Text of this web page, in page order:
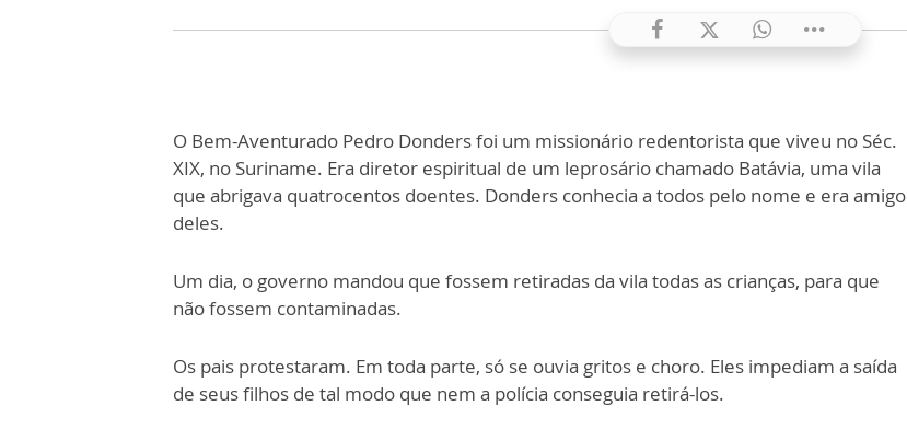
O Bem-Aventurado Pedro Donders foi um missionário redentorista que viveu no Séc.
XIX, no Suriname. Era diretor espiritual de um leprosário chamado Batávia, uma vila
que abrigava quatrocentos doentes. Donders conhecia a todos pelo nome e era amigo
deles.
Um dia, o governo mandou que fossem retiradas da vila todas as crianças, para que
não fossem contaminadas.
Os pais protestaram. Em toda parte, só se ouvia gritos e choro. Eles impediam a saída
de seus filhos de tal modo que nem a polícia conseguia retirá-los.